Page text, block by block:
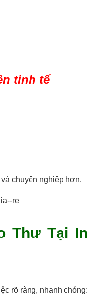
tinh tế
chuyên nghiệp hơn.
Thư Tại In
rõ ràng, nhanh chóng: